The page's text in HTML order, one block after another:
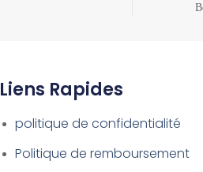
Liens Rapides
politique de confidentialité
Politique de remboursement